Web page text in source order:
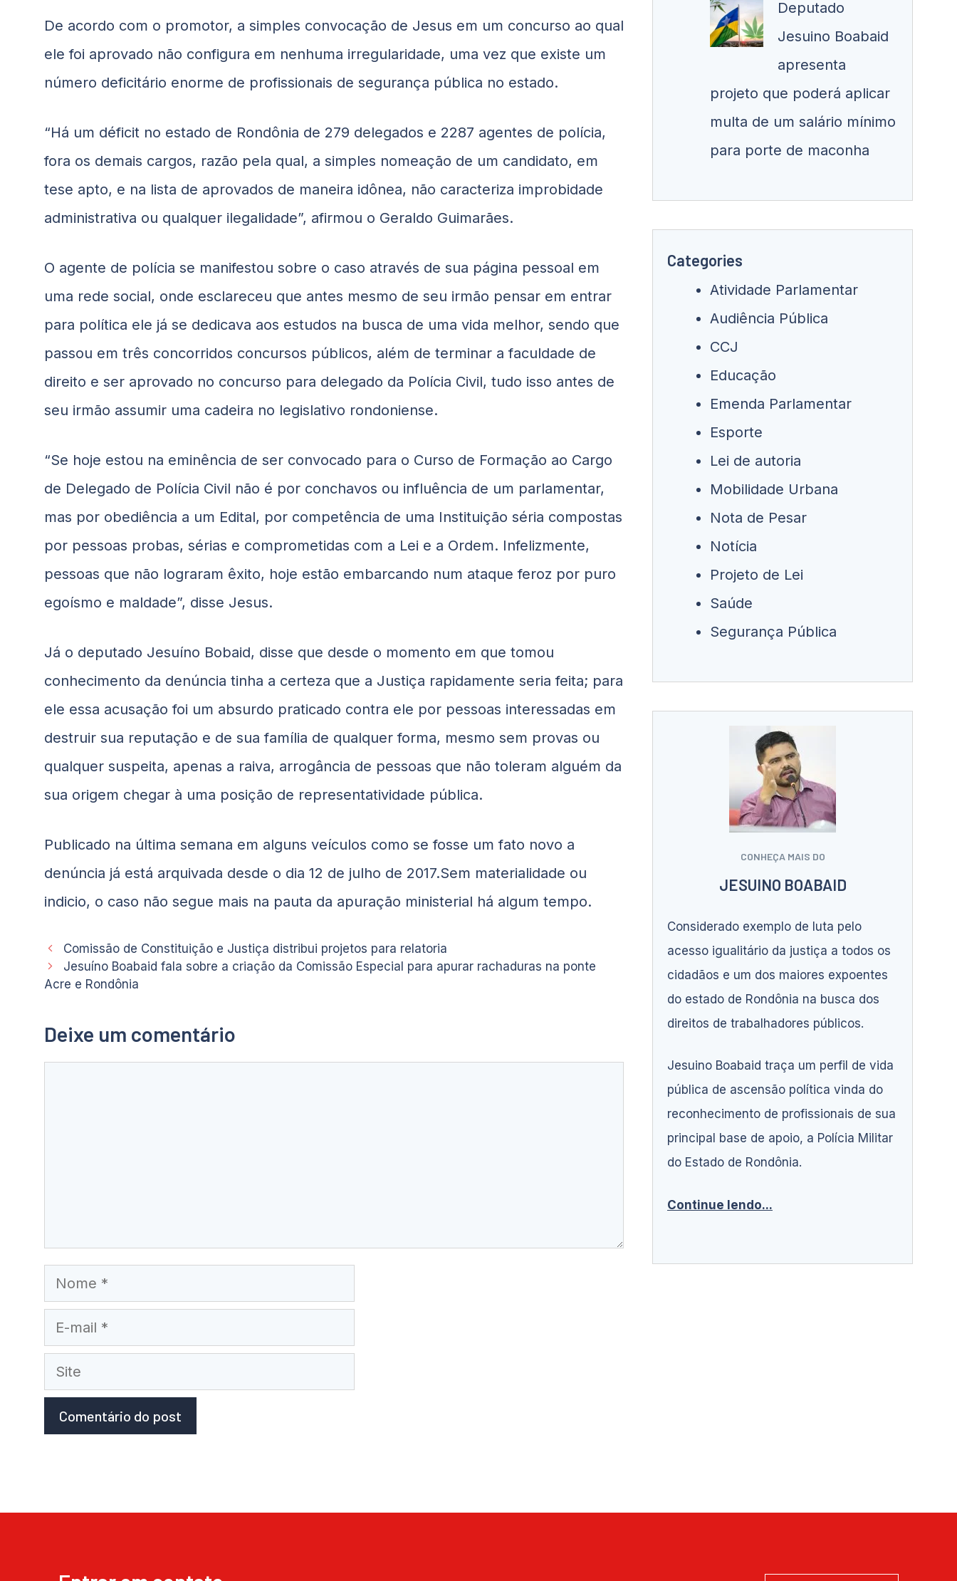
De acordo com o promotor, a simples convocação de Jesus em um concurso ao qual
ele foi aprovado não configura em nenhuma irregularidade, uma vez que existe um
número deficitário enorme de profissionais de segurança pública no estado.
“Há um déficit no estado de Rondônia de 279 delegados e 2287 agentes de polícia,
fora os demais cargos, razão pela qual, a simples nomeação de um candidato, em
tese apto, e na lista de aprovados de maneira idônea, não caracteriza improbidade
administrativa ou qualquer ilegalidade”, afirmou o Geraldo Guimarães.
O agente de polícia se manifestou sobre o caso através de sua página pessoal em
uma rede social, onde esclareceu que antes mesmo de seu irmão pensar em entrar
para política ele já se dedicava aos estudos na busca de uma vida melhor, sendo que
passou em três concorridos concursos públicos, além de terminar a faculdade de
direito e ser aprovado no concurso para delegado da Polícia Civil, tudo isso antes de
seu irmão assumir uma cadeira no legislativo rondoniense.
“Se hoje estou na eminência de ser convocado para o Curso de Formação ao Cargo
de Delegado de Polícia Civil não é por conchavos ou influência de um parlamentar,
mas por obediência a um Edital, por competência de uma Instituição séria compostas
por pessoas probas, sérias e comprometidas com a Lei e a Ordem. Infelizmente,
pessoas que não lograram êxito, hoje estão embarcando num ataque feroz por puro
egoísmo e maldade”, disse Jesus.
Já o deputado Jesuíno Bobaid, disse que desde o momento em que tomou
conhecimento da denúncia tinha a certeza que a Justiça rapidamente seria feita; para
ele essa acusação foi um absurdo praticado contra ele por pessoas interessadas em
destruir sua reputação e de sua família de qualquer forma, mesmo sem provas ou
qualquer suspeita, apenas a raiva, arrogância de pessoas que não toleram alguém da
sua origem chegar à uma posição de representatividade pública.
Publicado na última semana em alguns veículos como se fosse um fato novo a
denúncia já está arquivada desde o dia 12 de julho de 2017.Sem materialidade ou
indicio, o caso não segue mais na pauta da apuração ministerial há algum tempo.
Comissão de Constituição e Justiça distribui projetos para relatoria
Jesuíno Boabaid fala sobre a criação da Comissão Especial para apurar rachaduras na ponte
Acre e Rondônia
Deixe um comentário
Nome
E-
mail
Site
Deputado
Jesuino Boabaid
apresenta
projeto que poderá aplicar
multa de um salário mínimo
para porte de maconha
Categories
Atividade Parlamentar
Audiência Pública
CCJ
Educação
Emenda Parlamentar
Esporte
Lei de autoria
Mobilidade Urbana
Nota de Pesar
Notícia
Projeto de Lei
Saúde
Segurança Pública
CONHEÇA MAIS DO
JESUINO BOABAID
Considerado exemplo de luta pelo
acesso igualitário da justiça a todos os
cidadãos e um dos maiores expoentes
do estado de Rondônia na busca dos
direitos de trabalhadores públicos.
Jesuino Boabaid traça um perfil de vida
pública de ascensão política vinda do
reconhecimento de profissionais de sua
principal base de apoio, a Polícia Militar
do Estado de Rondônia.
Continue lendo...